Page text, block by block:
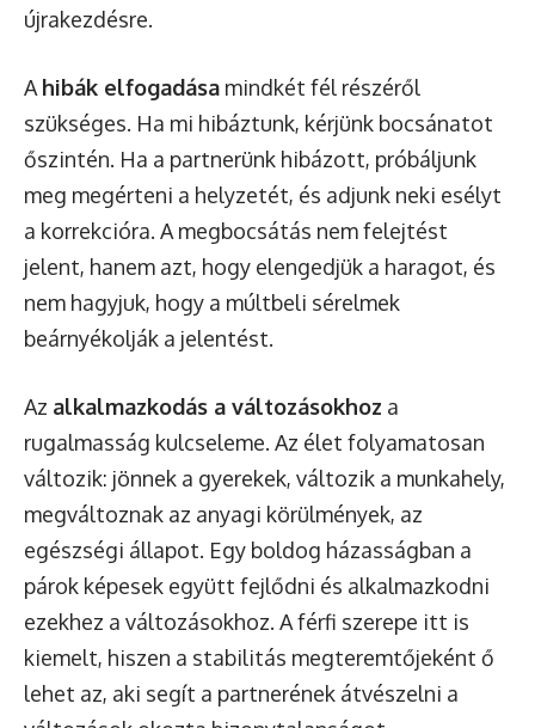
újrakezdésre.
A hibák elfogadása mindkét fél részéről
szükséges. Ha mi hibáztunk, kérjünk bocsánatot
őszintén. Ha a partnerünk hibázott, próbáljunk
meg megérteni a helyzetét, és adjunk neki esélyt
a korrekcióra. A megbocsátás nem felejtést
jelent, hanem azt, hogy elengedjük a haragot, és
nem hagyjuk, hogy a múltbeli sérelmek
beárnyékolják a jelentést.
Az alkalmazkodás a változásokhoz a
rugalmasság kulcseleme. Az élet folyamatosan
változik: jönnek a gyerekek, változik a munkahely,
megváltoznak az anyagi körülmények, az
egészségi állapot. Egy boldog házasságban a
párok képesek együtt fejlődni és alkalmazkodni
ezekhez a változásokhoz. A férfi szerepe itt is
kiemelt, hiszen a stabilitás megteremtőjeként ő
lehet az, aki segít a partnerének átvészelni a